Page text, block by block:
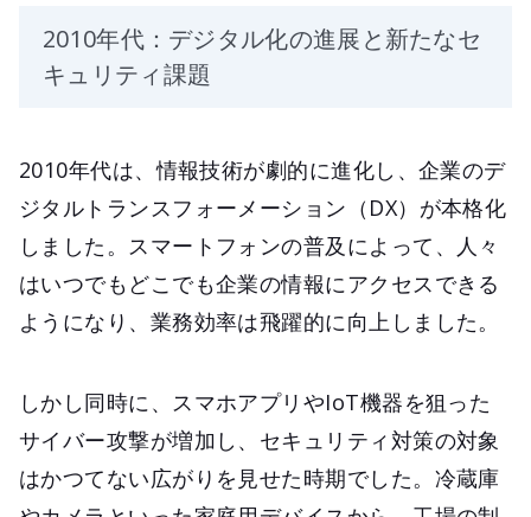
2010年代：デジタル化の進展と新たなセ
キュリティ課題
2010年代は、情報技術が劇的に進化し、企業のデ
ジタルトランスフォーメーション（DX）が本格化
しました。スマートフォンの普及によって、人々
はいつでもどこでも企業の情報にアクセスできる
ようになり、業務効率は飛躍的に向上しました。
しかし同時に、スマホアプリやIoT機器を狙った
サイバー攻撃が増加し、セキュリティ対策の対象
はかつてない広がりを見せた時期でした。冷蔵庫